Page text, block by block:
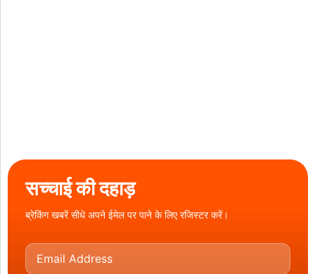
सच्चाई की दहाड़
ब्रेकिंग खबरें सीधे अपने ईमेल पर पाने के लिए रजिस्टर करें।